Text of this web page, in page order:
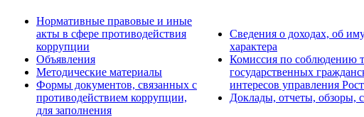
Нормативные правовые и иные
акты в сфере противодействия
коррупции
Объявления
Методические материалы
Формы документов, связанных с
противодействием коррупции,
для заполнения
Сведения о доходах, об
характера
Комиссия по соблюдению
государственных
интересов управления
Доклады, отчеты, обзоры,